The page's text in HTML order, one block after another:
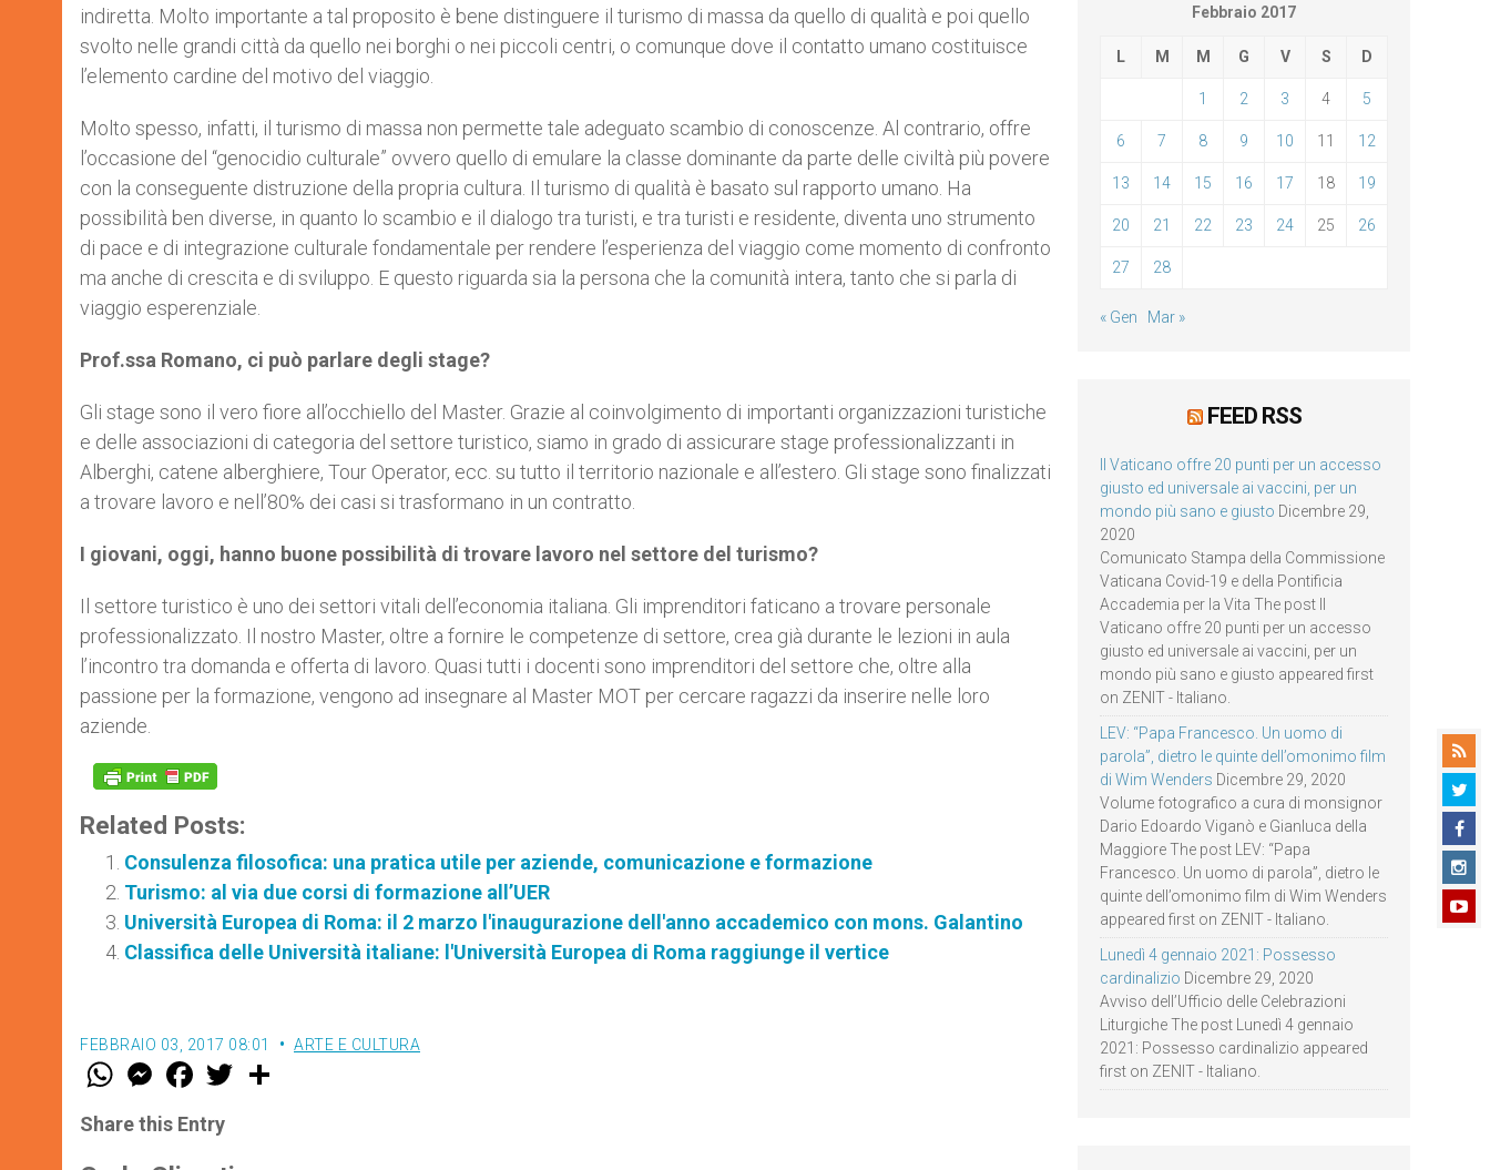
indiretta. Molto importante a tal proposito è bene distinguere il turismo di massa da quello di qualità e poi quello
svolto nelle grandi città da quello nei borghi o nei piccoli centri, o comunque dove il contatto umano costituisce
l’elemento cardine del motivo del viaggio.
Molto spesso, infatti, il turismo di massa non permette tale adeguato scambio di conoscenze. Al contrario, offre
l’occasione del “genocidio culturale” ovvero quello di emulare la classe dominante da parte delle civiltà più povere
con la conseguente distruzione della propria cultura. Il turismo di qualità è basato sul rapporto umano. Ha
possibilità ben diverse, in quanto lo scambio e il dialogo tra turisti, e tra turisti e residente, diventa uno strumento
di pace e di integrazione culturale fondamentale per rendere l’esperienza del viaggio come momento di confronto
ma anche di crescita e di sviluppo. E questo riguarda sia la persona che la comunità intera, tanto che si parla di
viaggio esperenziale.
Prof.ssa Romano, ci può parlare degli stage?
Gli stage sono il vero fiore all’occhiello del Master. Grazie al coinvolgimento di importanti organizzazioni turistiche
e delle associazioni di categoria del settore turistico, siamo in grado di assicurare stage professionalizzanti in
Alberghi, catene alberghiere, Tour Operator, ecc. su tutto il territorio nazionale e all’estero. Gli stage sono finalizzati
a trovare lavoro e nell’80% dei casi si trasformano in un contratto.
I giovani, oggi, hanno buone possibilità di trovare lavoro nel settore del turismo?
Il settore turistico è uno dei settori vitali dell’economia italiana. Gli imprenditori faticano a trovare personale
professionalizzato. Il nostro Master, oltre a fornire le competenze di settore, crea già durante le lezioni in aula
l’incontro tra domanda e offerta di lavoro. Quasi tutti i docenti sono imprenditori del settore che, oltre alla
passione per la formazione, vengono ad insegnare al Master MOT per cercare ragazzi da inserire nelle loro
aziende.
Related Posts:
Consulenza filosofica: una pratica utile per aziende, comunicazione e formazione
Turismo: al via due corsi di formazione all’UER
Università Europea di Roma: il 2 marzo l'inaugurazione dell'anno accademico con mons. Galantino
Classifica delle Università italiane: l'Università Europea di Roma raggiunge il vertice
FEBBRAIO 03, 2017 08:01 ARTE E CULTURA
W
t
s
M
e
s
e
F
a
e
b
w
Share this Entry
Febbraio 2017
L M M G V S D
1 2 3 4 5
6 7 8 9 10 11 12
13 14 15 16 17 18 19
20 21 22 23 24 25 26
27 28
« Gen Mar »
FEED RSS
Il Vaticano offre 20 punti per un accesso
giusto ed universale ai vaccini, per un
mondo più sano e giusto Dicembre 29,
2020
Comunicato Stampa della Commissione
Vaticana Covid-19 e della Pontificia
Accademia per la Vita The post Il
Vaticano offre 20 punti per un accesso
giusto ed universale ai vaccini, per un
mondo più sano e giusto appeared first
on ZENIT - Italiano.
LEV: “Papa Francesco. Un uomo di
parola”, dietro le quinte dell’omonimo film
di Wim Wenders Dicembre 29, 2020
Volume fotografico a cura di monsignor
Dario Edoardo Viganò e Gianluca della
Maggiore The post LEV: “Papa
Francesco. Un uomo di parola”, dietro le
quinte dell’omonimo film di Wim Wenders
appeared first on ZENIT - Italiano.
Lunedì 4 gennaio 2021: Possesso
cardinalizio Dicembre 29, 2020
Avviso dell’Ufficio delle Celebrazioni
Liturgiche The post Lunedì 4 gennaio
2021: Possesso cardinalizio appeared
first on ZENIT - Italiano.